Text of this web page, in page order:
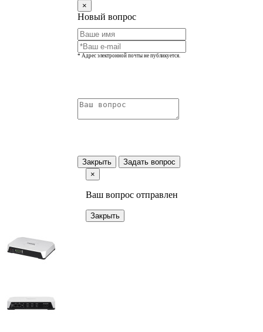
×
Новый вопрос
* Адрес электронной почты не публикуется.
Закрыть
Задать вопрос
×
Ваш вопрос отправлен
Закрыть